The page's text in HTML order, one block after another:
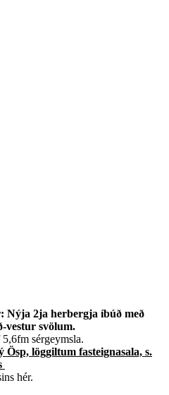
Nýja 2ja herbergja íbúð með
vestur svölum.
sérgeymsla.
löggiltum fasteignasala, s.
hér.